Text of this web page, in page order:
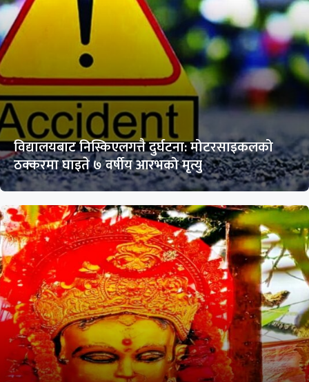
विद्यालयबाट निस्किएलगत्तै दुर्घटना: मोटरसाइकलको
ठक्करमा घाइते ७ वर्षीय आरभको मृत्यु